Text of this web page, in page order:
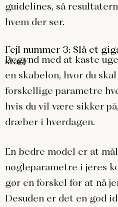
guidelines, så
hvem der ser.
Fejl nummer 3: Slå et
start
Begynd med at kaste
en skabelon, hvor du
forskellige parametre
hvis du vil være sikker
dræber i hverdagen.
En bedre model er at
nøgleparametre i jeres
gør en forskel for at nå
Desuden er det en god